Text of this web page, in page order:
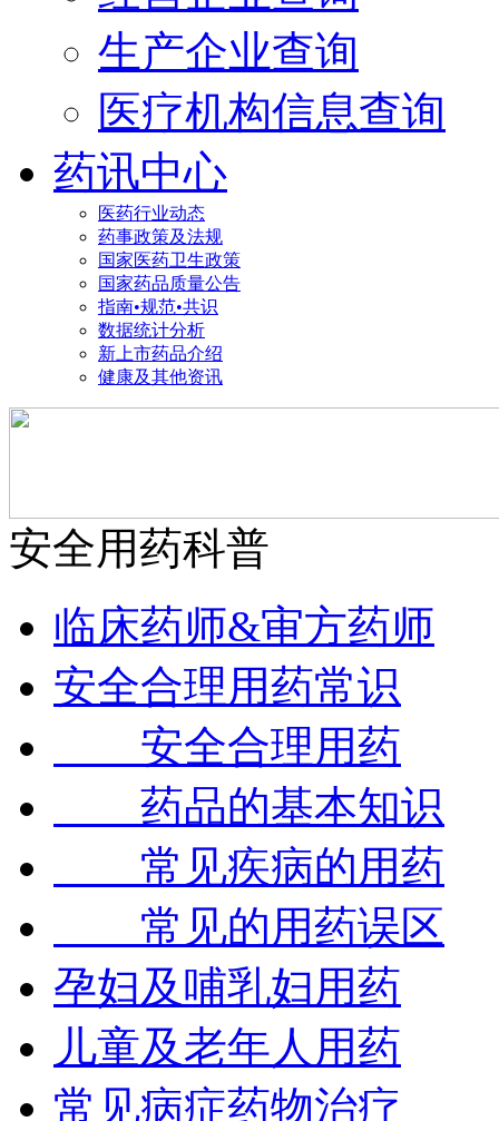
生产企业查询
医疗机构信息查询
药讯中心
医药行业动态
药事政策及法规
国家医药卫生政策
国家药品质量公告
指南•规范•共识
数据统计分析
新上市药品介绍
健康及其他资讯
安全用药科普
临床药师&审方药师
安全合理用药常识
安全合理用药
药品的基本知识
常见疾病的用药
常见的用药误区
孕妇及哺乳妇用药
儿童及老年人用药
常见病症药物治疗